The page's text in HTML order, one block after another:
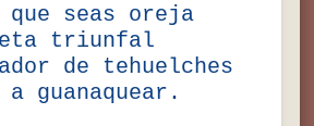
que seas oreja
triunfal
de tehuelches
guanaquear.